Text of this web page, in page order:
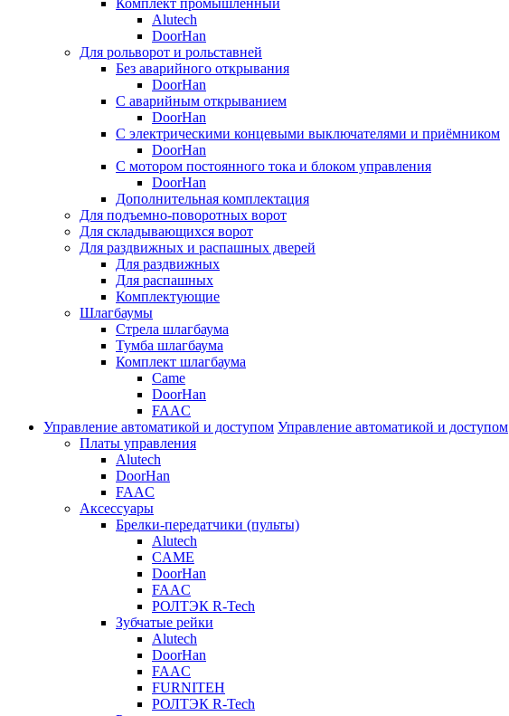
Комплект промышленный
Alutech
DoorHan
Для рольворот и рольставней
Без аварийного открывания
DoorHan
С аварийным открыванием
DoorHan
С электрическими концевыми выключателями и приёмником
DoorHan
С мотором постоянного тока и блоком управления
DoorHan
Дополнительная комплектация
Для подъемно-поворотных ворот
Для складывающихся ворот
Для раздвижных и распашных дверей
Для раздвижных
Для распашных
Комплектующие
Шлагбаумы
Стрела шлагбаума
Тумба шлагбаума
Комплект шлагбаума
Came
DoorHan
FAAC
Управление автоматикой и доступом Управление автоматикой и доступом
Платы управления
Alutech
DoorHan
FAAC
Аксессуары
Брелки-передатчики (пульты)
Alutech
CAME
DoorHan
FAAC
РОЛТЭК R-Tech
Зубчатые рейки
Alutech
DoorHan
FAAC
FURNITEH
РОЛТЭК R-Tech